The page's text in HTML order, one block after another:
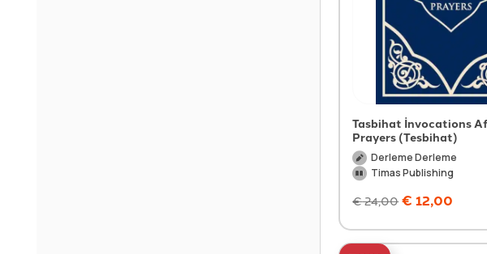
Tasbihat İnvocations
Prayers (Tesbihat)
Derleme Derleme
Timas Publishing
€24,00 € 12,00